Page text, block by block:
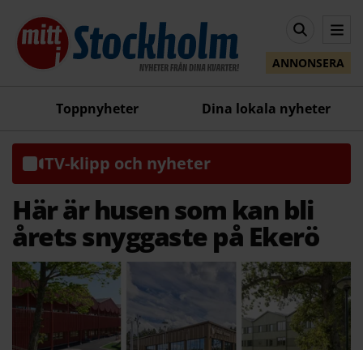
ANNONSERA
Toppnyheter Dina lokala nyheter
TV-klipp och nyheter
Här är husen som kan bli
årets snyggaste på Ekerö